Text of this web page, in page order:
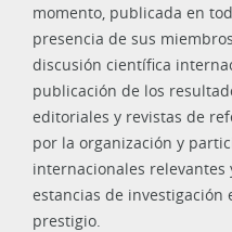
momento, publicada en
presencia de sus
discusión científica
publicación de los
editoriales y revistas de
por la organización y
internacionales relevantes
estancias de investigación
prestigio.